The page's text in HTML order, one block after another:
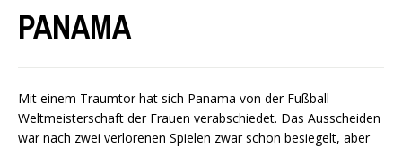
PANAMA
Mit einem Traumtor hat sich Panama von der Fußball-
Weltmeisterschaft der Frauen verabschiedet. Das Ausscheiden
war nach zwei verlorenen Spielen zwar schon besiegelt, aber